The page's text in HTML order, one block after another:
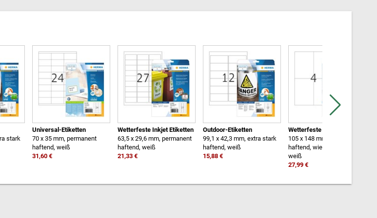
stark
Universal-Etiketten
70 x 35 mm, permanent
haftend, weiß
31,60 €
Wetterfeste Inkjet Etiketten
63,5 x 29,6 mm, permanent
haftend, weiß
21,33 €
Outdoor-Etiketten
99,1 x 42,3 mm, extra stark
haftend, weiß
15,88 €
Wetterfeste Folien-Etiketten
105 x 148 mm, stark
haftend, wiederablösbar,
weiß
27,99 €